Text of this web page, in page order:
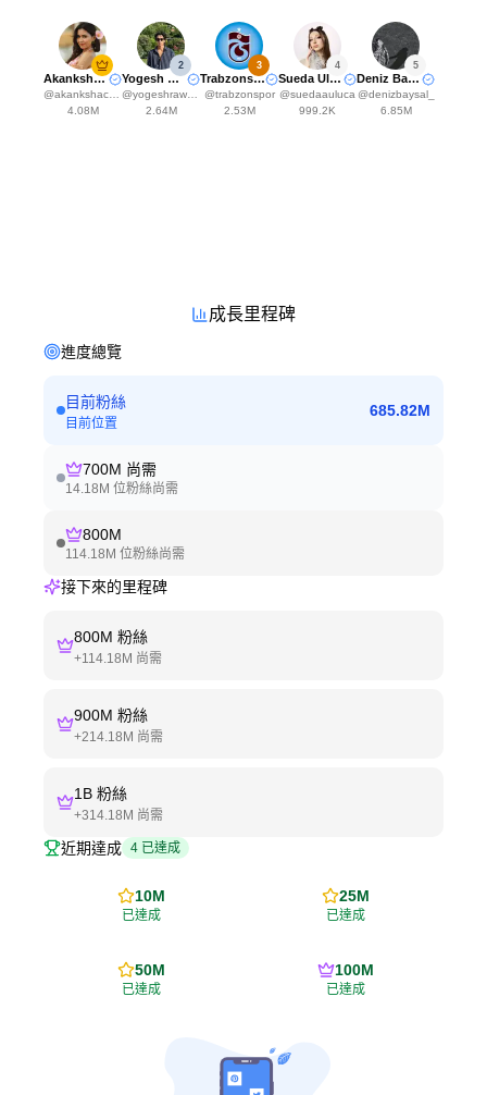
Akanksha Choudhary
@akankshachoudhary_official
4.08M
2
Yogesh Rawat
@yogeshrawat04
2.64M
3
Trabzonspor
@trabzonspor
2.53M
4
Sueda Uluca
@suedaauluca
999.2K
5
Deniz Baysal Yurtcu
@denizbaysal_
6.85M
成長里程碑
進度總覽
目前粉絲
目前位置
685.82M
700M 尚需
14.18M 位粉絲尚需
800M
114.18M 位粉絲尚需
接下來的里程碑
800M 粉絲
+114.18M 尚需
900M 粉絲
+214.18M 尚需
1B 粉絲
+314.18M 尚需
近期達成 4 已達成
10M
已達成
25M
已達成
50M
已達成
100M
已達成